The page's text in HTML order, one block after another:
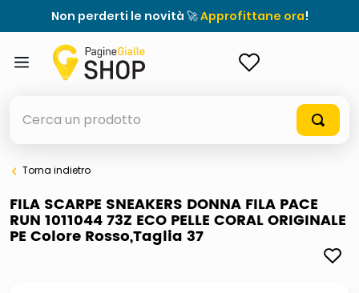
Non perderti le novità 🚀Approfittane ora!
elenchi telefonici
orologio parete
Torna indietro
FILA SCARPE SNEAKERS DONNA FILA PACE
RUN 1011044 73Z ECO PELLE CORAL ORIGINALE
PE Colore Rosso,Taglia 37